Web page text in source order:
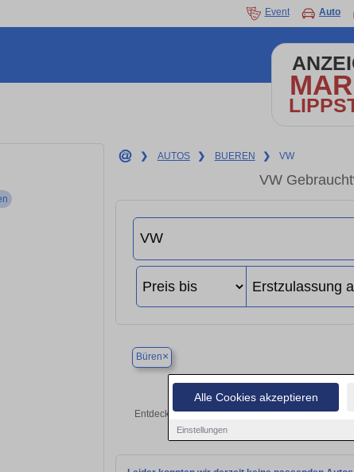
Alle Cookies akzeptieren
Einstellungen
Event Auto
❯ AUTOS ❯ BUEREN ❯ VW
VW
Büren×
Finden Sie Ihren
Entdecken Sie in Büren gebrauchte VW